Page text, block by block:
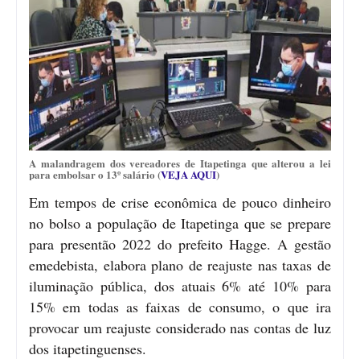
A malandragem dos vereadores de Itapetinga que alterou a lei
para embolsar o 13º salário (VEJA AQUI)
Em tempos de crise econômica de pouco dinheiro
no bolso a população de Itapetinga que se prepare
para presentão 2022 do prefeito Hagge. A gestão
emedebista, elabora plano de reajuste nas taxas de
iluminação pública, dos atuais 6% até 10% para
15% em todas as faixas de consumo, o que ira
provocar um reajuste considerado nas contas de luz
dos itapetinguenses.